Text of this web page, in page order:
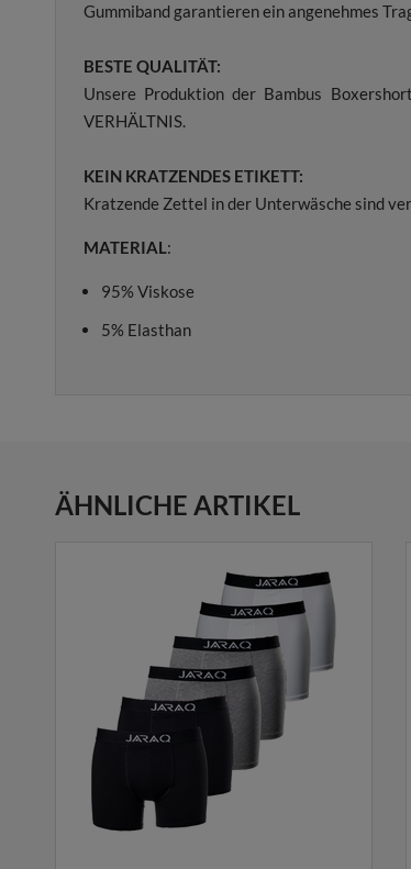
Gummiband garantieren ein angenehmes
BESTE QUALITÄT:
Unsere Produktion der Bambus
VERHÄLTNIS.
KEIN KRATZENDES ETIKETT:
Kratzende Zettel in der Unterwäsche sind
MATERIAL:
95% Viskose
5% Elasthan
ÄHNLICHE ARTIKEL